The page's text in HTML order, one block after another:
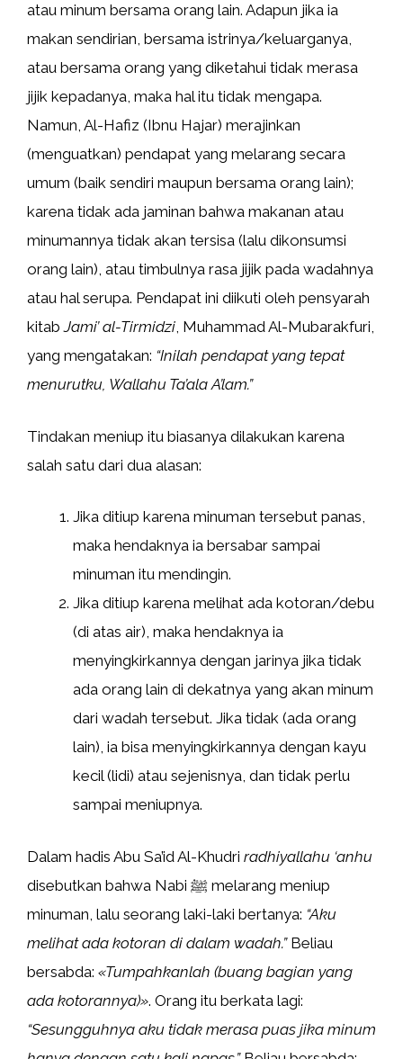
atau minum bersama orang lain. Adapun jika ia
makan sendirian, bersama istrinya/keluarganya,
atau bersama orang yang diketahui tidak merasa
jijik kepadanya, maka hal itu tidak mengapa.
Namun, Al-Hafiz (Ibnu Hajar) merajinkan
(menguatkan) pendapat yang melarang secara
umum (baik sendiri maupun bersama orang lain);
karena tidak ada jaminan bahwa makanan atau
minumannya tidak akan tersisa (lalu dikonsumsi
orang lain), atau timbulnya rasa jijik pada wadahnya
atau hal serupa. Pendapat ini diikuti oleh pensyarah
kitabJami’ al-Tirmidzi, Muhammad Al-Mubarakfuri,
yang mengatakan: “Inilah pendapat yang tepat
menurutku, Wallahu Ta’ala A’lam.”
Tindakan meniup itu biasanya dilakukan karena
salah satu dari dua alasan:
Jika ditiup karena minuman tersebut panas,
maka hendaknya ia bersabar sampai
minuman itu mendingin.
Jika ditiup karena melihat ada kotoran/debu
(di atas air), maka hendaknya ia
menyingkirkannya dengan jarinya jika tidak
ada orang lain di dekatnya yang akan minum
dari wadah tersebut. Jika tidak (ada orang
lain), ia bisa menyingkirkannya dengan kayu
kecil (lidi) atau sejenisnya, dan tidak perlu
sampai meniupnya.
Dalam hadis Abu Sa’id Al-Khudri radhiyallahu ‘anhu
disebutkan bahwa Nabi ﷺ melarang meniup
minuman, lalu seorang laki-laki bertanya: “Aku
melihat ada kotoran di dalam wadah.”Beliau
bersabda: «Tumpahkanlah (buang bagian yang
ada kotorannya)». Orang itu berkata lagi:
“Sesungguhnya aku tidak merasa puas jika minum